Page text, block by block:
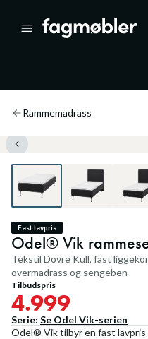
Rammemadrass
Fast lavpris
Odel® Vik
Tekstil Dovre Kull, fast
overmadrass og sengeben
Tilbudspris
4.999
Serie: Se Odel Vik-serien
Odel® Vik tilbyr en fast lavpris